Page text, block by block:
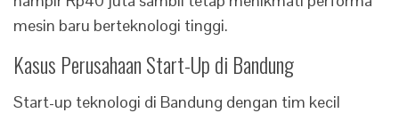
mesin baru berteknologi tinggi.
Kasus Perusahaan Start-Up di Bandung
Start-up teknologi di Bandung dengan tim kecil